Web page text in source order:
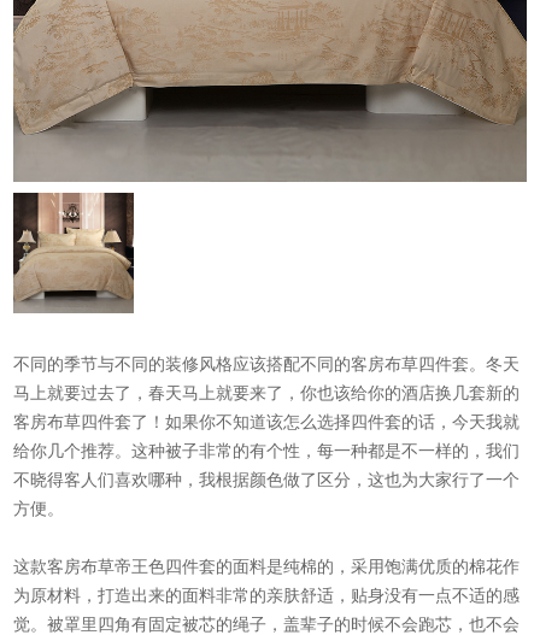
不同的季节与不同的装修风格应该搭配不同的客房布草四件套。冬天
马上就要过去了，春天马上就要来了，你也该给你的酒店换几套新的
客房布草四件套了！如果你不知道该怎么选择四件套的话，今天我就
给你几个推荐。这种被子非常的有个性，每一种都是不一样的，我们
不晓得客人们喜欢哪种，我根据颜色做了区分，这也为大家行了一个
方便。
这款客房布草帝王色四件套的面料是纯棉的，采用饱满优质的棉花作
为原材料，打造出来的面料非常的亲肤舒适，贴身没有一点不适的感
觉。被罩里四角有固定被芯的绳子，盖辈子的时候不会跑芯，也不会